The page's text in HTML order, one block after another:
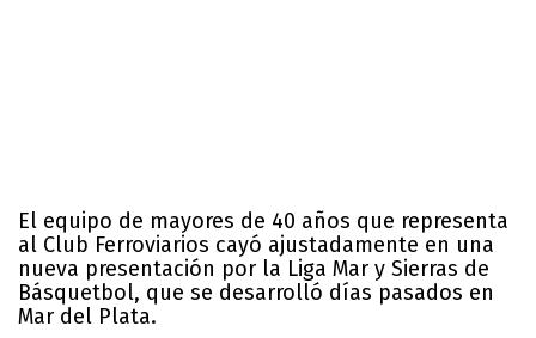
El equipo de mayores de 40 años que representa
al Club Ferroviarios cayó ajustadamente en una
nueva presentación por la Liga Mar y Sierras de
Básquetbol, que se desarrolló días pasados en
Mar del Plata.